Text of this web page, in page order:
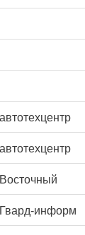
информ